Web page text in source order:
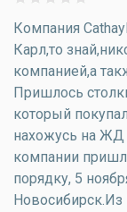
Компания
Карл,то
компанией,а
Пришлось
который
нахожусь на ЖД
компании
порядку, 5
Новосибирск.Из